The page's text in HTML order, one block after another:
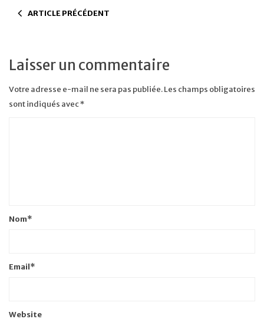
ARTICLE PRÉCÉDENT
Laisser un commentaire
Votre adresse e-mail ne sera pas publiée.Les champs obligatoires
sont indiqués avec*
Nom*
Email*
Website